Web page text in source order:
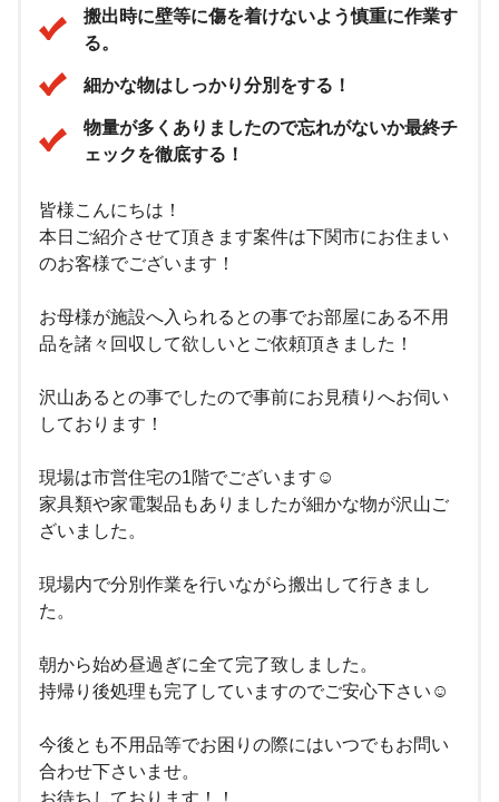
搬出時に壁等に傷を着けないよう慎重に作業す
る。
細かな物はしっかり分別をする！
物量が多くありましたので忘れがないか最終チ
ェックを徹底する！
皆様こんにちは！
本日ご紹介させて頂きます案件は下関市にお住まい
のお客様でございます！
お母様が施設へ入られるとの事でお部屋にある不用
品を諸々回収して欲しいとご依頼頂きました！
沢山あるとの事でしたので事前にお見積りへお伺い
しております！
現場は市営住宅の1階でございます☺
家具類や家電製品もありましたが細かな物が沢山ご
ざいました。
現場内で分別作業を行いながら搬出して行きまし
た。
朝から始め昼過ぎに全て完了致しました。
持帰り後処理も完了していますのでご安心下さい☺
今後とも不用品等でお困りの際にはいつでもお問い
合わせ下さいませ。
お待ちしております！！